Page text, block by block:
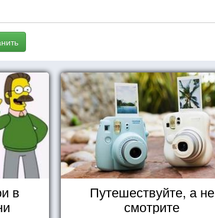
в
Путешествуйте, а не
смотрите